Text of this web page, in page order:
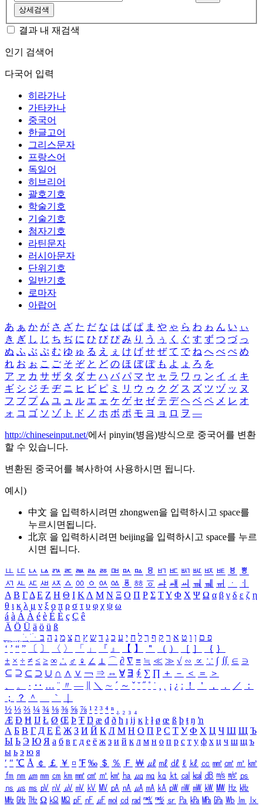
상세검색
결과 내 재검색
인기 검색어
다국어 입력
히라가나
가타카나
중국어
한글고어
그리스문자
프랑스어
독일어
히브리어
괄호기호
학술기호
기술기호
첨자기호
라틴문자
러시아문자
단위기호
일반기호
로마자
아랍어
あ ぁ か が さ ざ た だ な は ば ぱ ま や ゃ ら わ ゎ ん い ぃ
き ぎ し じ ち ぢ に ひ び ぴ み り う ぅ く ぐ す ず つ づ っ
ぬ ふ ぶ ぷ む ゆ ゅ る え ぇ け げ せ ぜ て で ね へ べ ぺ め
れ お ぉ こ ご そ ぞ と ど の ほ ぼ ぽ も よ ょ ろ を
ア ァ カ サ ザ タ ダ ナ ハ バ パ マ ヤ ャ ラ ワ ヮ ン イ ィ キ
ギ シ ジ チ ヂ ニ ヒ ビ ピ ミ リ ウ ゥ ク グ ス ズ ツ ヅ ッ ヌ
フ ブ プ ム ユ ュ ル エ ェ ケ ゲ セ ゼ テ デ ヘ ベ ペ メ レ オ
ォ コ ゴ ソ ゾ ト ド ノ ホ ボ ポ モ ヨ ョ ロ ヲ ―
http://chineseinput.net/에서 pinyin(병음)방식으로 중국어를 변환
할 수 있습니다.
변환된 중국어를 복사하여 사용하시면 됩니다.
예시)
中文 을 입력하시려면 zhongwen을 입력하시고 space를
누르시면됩니다.
北京 을 입력하시려면 beijing을 입력하시고 space를 누르
시면 됩니다.
ㅥ ㅦ ㅧ ㅨ ㅩ ㅪ ㅫ ㅬ ㅭ ㅮ ㅯ ㅰ ㅱ ㅲ ㅳ ㅴ ㅵ ㅶ ㅷ ㅸ
ㅹ
ㅺ ㅻ ㅼ ㅽ ㅾ ㅿ ㆀ ㆁ ㆂ ㆃ ㆄ ㆅ ㆆ ㆇ ㆈ ㆉ ㆊ ㆋ ㆌ ㆍ
ㆎ
Α Β ΓΔ Ε Ζ Η Θ Ι ΚΛ Μ Ν Ξ Ο Π Ρ Σ ΤΥ Φ Χ Ψ Ω α β γ δ ε ζ η
θ ι κ λ μ ν ξ ο π ρ σ τ υ φ χ ψ ω
á à Á À é è É È ç Ç ê
Ä Ö Ü ä ö ü ß
ִֶֹ ֻּ ׁׂ פ ם ן ו ט א ר ק ף ך ל ח י ע כ ג ד ש ץ ת צ מ נ ה ב
‘ ’ “ ” 〔 〕 〈 〉 「 」 『 』 【 】 ＂ （ ） ［ ］ ｛ ｝
± × ÷ ≠ ≤ ≥ ∞ ∴ ♂ ♀ ∠ ⊥ ⌒ ∂ ∇ ≡ ≒ ≪ ≫ √ ∽ ∝ ∵ ∫ ∬ ∈ ∋
⊆ ⊇ ⊂ ⊃ ∪ ∩ ∧ ∨ ￢ ⇒ ⇔ ∀ ∃ ∮ ∑ ∏ ＋ － ＜ ＝
＞
、
。 · ‥ … ¨ 〃 ― ＼ ∼ ´ ～ ˇ ˘ ˝ ˚ ˙ ¸ ¡ ¿ ː ！ ＇ ， ． ／
：
；
？ ＾ ｀
½ ⅓ ⅔ ¼ ¾ ⅛ ⅜ ⅝ ⅞ ¹ ² ³ ⁴ ⁿ ₁ ₂ ₃ ₄
Æ Ð Ħ Ĳ Ł Ø Œ Þ Ŧ Ŋ æ đ ð ħ ı ĳ ĸ ŀ ł ø œ ß þ ŧ ŋ ŉ
А Б В Г Д Е Ё Ж З И Й К Л М Н О П Р С Т У Ф Х Ц Ч Ш Щ Ъ
Ы Ь Э Ю Я а б в г д е ё ж з и й к л м н о п р с т у ф х ц ч ш щ ъ
ы ь э ю я
′ ″ ℃ Å ￠ ￡ ￥ ¤ ℉ ‰ ＄ ％ Ｆ ￦ ㎕ ㎖ ㎗ ℓ ㎘ ㏄ ㎣ ㎤ ㎥ ㎦
㎙ ㎚ ㎛ ㎜ ㎝ ㎞ ㎟ ㎠ ㎡ ㎢ ㏊ ㎍ ㎎ ㎏ ㏏ ㎈ ㎉ ㏈ ㎧ ㎨ ㎰
㎱ ㎲ ㎳ ㎴ ㎵ ㎶ ㎷ ㎸ ㎹ ㎀ ㎁ ㎂ ㎃ ㎄ ㎺ ㎻ ㎽ ㎾ ㎿ ㎐ ㎑
㎒ ㎓ ㎔ Ω ㏀ ㏁ ㎊ ㎋ ㎌ ㏖ ㏅ ㎭ ㎮ ㎯ ㏛ ㎩ ㎪ ㎫ ㎬ ㏝ ㏐
㏓